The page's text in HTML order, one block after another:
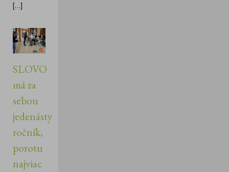
[...]
SLOVO
má za
sebou
jedenásty
ročník,
porotu
najviac